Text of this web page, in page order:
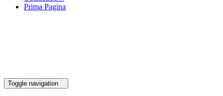
Prima Pagina
Toggle navigation